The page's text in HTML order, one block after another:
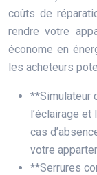
coûts de
rendre votre
économe en
les acheteurs
**Simulateur
l’éclairage
cas
votre
**Serrures